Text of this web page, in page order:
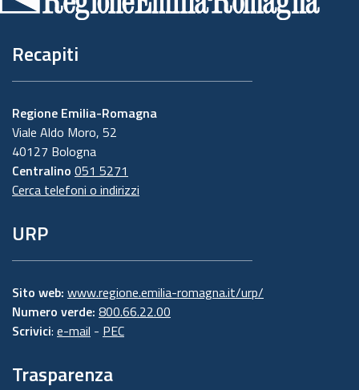
Recapiti
Regione Emilia-Romagna
Viale Aldo Moro, 52
40127 Bologna
Centralino 051 5271
Cerca telefoni o indirizzi
URP
Sito web: www.regione.emilia-romagna.it/urp/
Numero verde: 800.66.22.00
Scrivici: e-mail - PEC
Trasparenza